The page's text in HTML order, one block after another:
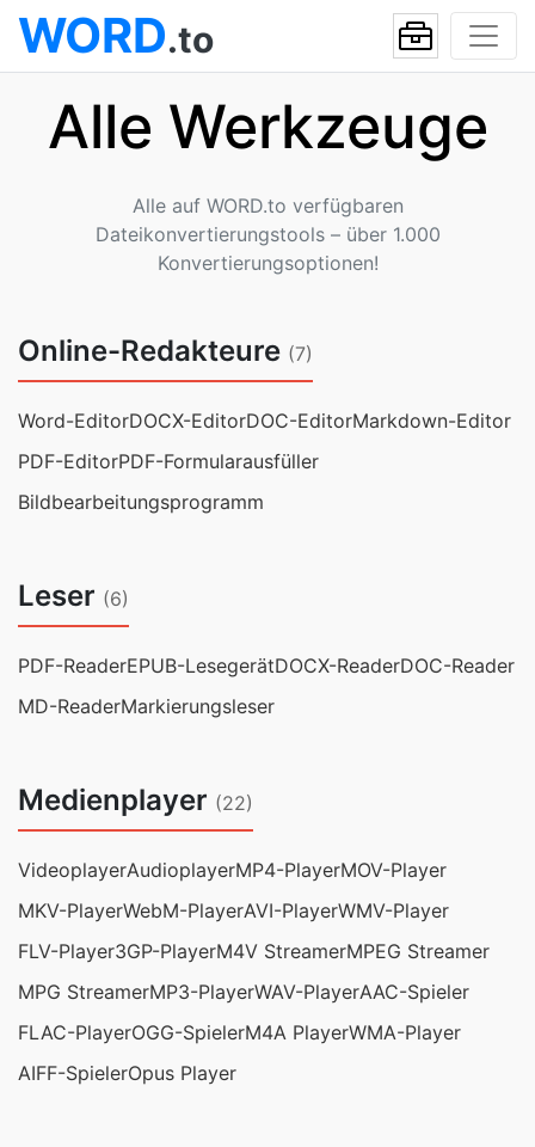
WORD.to
Alle Werkzeuge
Alle auf WORD.to verfügbaren
Dateikonvertierungstools – über 1.000
Konvertierungsoptionen!
Online-Redakteure (7)
Word-EditorDOCX-EditorDOC-EditorMarkdown-Editor
PDF-EditorPDF-Formularausfüller
Bildbearbeitungsprogramm
Leser (6)
PDF-ReaderEPUB-LesegerätDOCX-ReaderDOC-Reader
MD-ReaderMarkierungsleser
Medienplayer (22)
VideoplayerAudioplayerMP4-PlayerMOV-Player
MKV-PlayerWebM-PlayerAVI-PlayerWMV-Player
FLV-Player3GP-PlayerM4V StreamerMPEG Streamer
MPG StreamerMP3-PlayerWAV-PlayerAAC-Spieler
FLAC-PlayerOGG-SpielerM4A PlayerWMA-Player
AIFF-SpielerOpus Player